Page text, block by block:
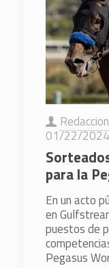
01/22/2024
para la
En un acto
en
puestos de
Pegasus